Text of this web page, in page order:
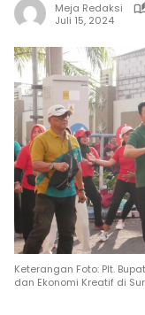
Meja Redaksi
Juli 15, 2024
Keterangan Foto: Plt.
dan Ekonomi Kreatif di